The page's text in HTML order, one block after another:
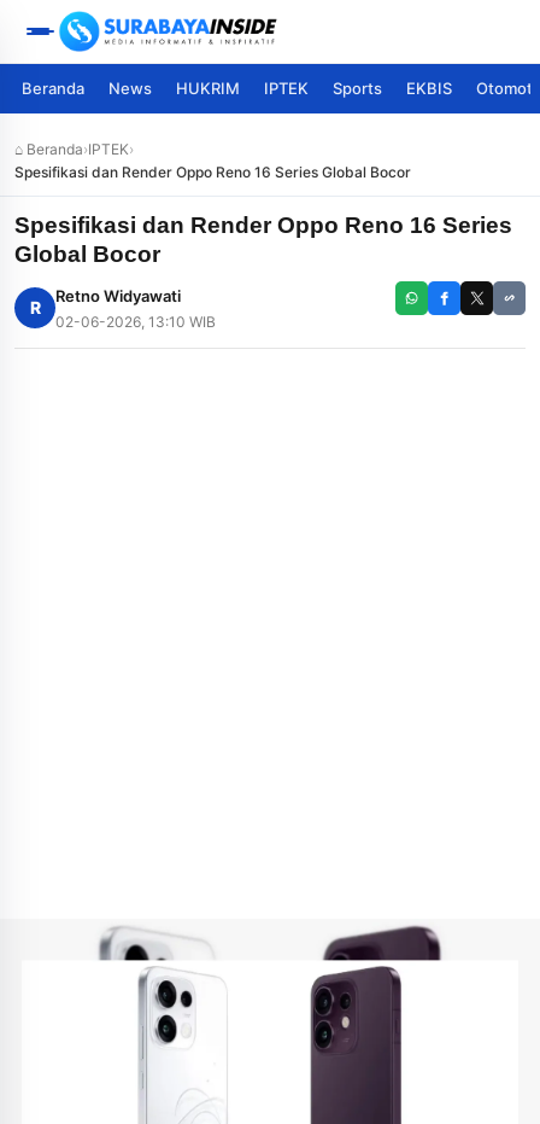
Beranda News HUKRIM IPTEK Sports EKBIS
⌂ Beranda›IPTEK›
Spesifikasi dan Render Oppo Reno 16 Series Global Bocor
Spesifikasi dan Render Oppo Reno 16 Series
Global Bocor
R
Retno Widyawati
02-06-2026, 13:10 WIB